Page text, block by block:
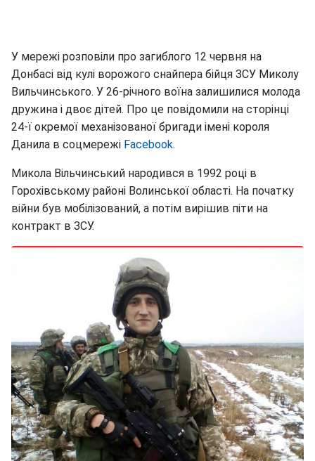
У мережі розповіли про загиблого 12 червня на
Донбасі від кулі ворожого снайпера бійця ЗСУ Миколу
Вильчинського. У 26-річного воїна залишилися молода
дружина і двоє дітей. Про це повідомили на сторінці
24-ї окремої механізованої бригади імені короля
Данила в соцмережі Facebook.
Микола Вільчинський народився в 1992 році в
Горохівському районі Волинської області. На початку
війни був мобілізований, а потім вирішив піти на
контракт в ЗСУ.